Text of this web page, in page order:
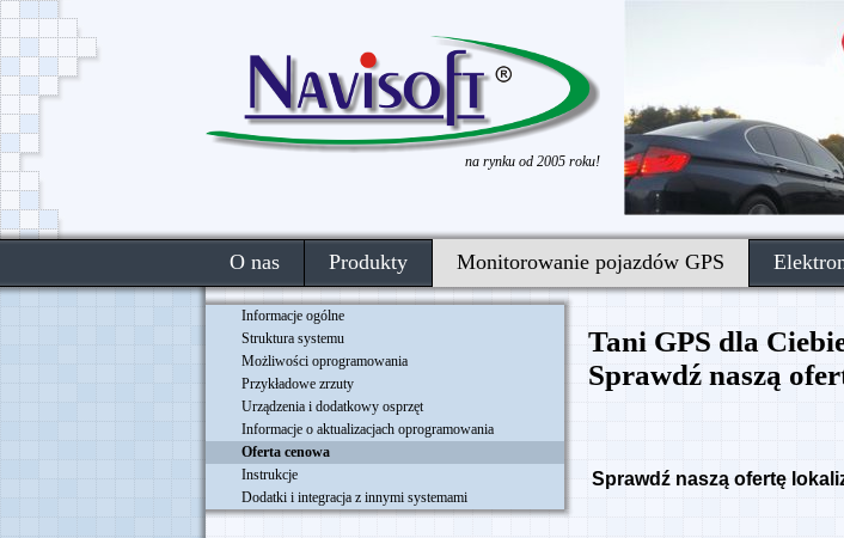
na rynku od 2005 roku!
O nas Produkty Monitorowanie pojazdów GPS
Informacje ogólne
Struktura systemu
Możliwości oprogramowania
Przykładowe zrzuty
Urządzenia i dodatkowy osprzęt
Informacje o aktualizacjach oprogramowania
Oferta cenowa
Instrukcje
Dodatki i integracja z innymi systemami
Tani GPS dla
Sprawdź naszą
Sprawdź naszą ofertę